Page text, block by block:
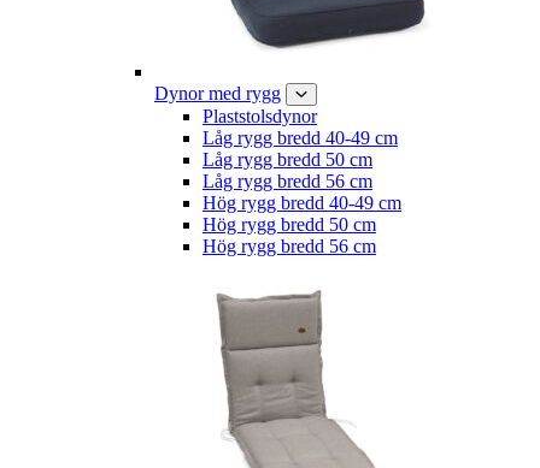
Dynor med rygg
Plaststolsdynor
Låg rygg bredd 40-49 cm
Låg rygg bredd 50 cm
Låg rygg bredd 56 cm
Hög rygg bredd 40-49 cm
Hög rygg bredd 50 cm
Hög rygg bredd 56 cm